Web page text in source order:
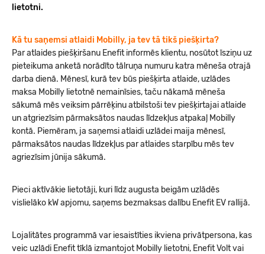
lietotni.
Kā tu saņemsi atlaidi Mobilly, ja tev tā tikš piešķirta?
Par atlaides piešķiršanu Enefit informēs klientu, nosūtot īsziņu uz
pieteikuma anketā norādīto tālruņa numuru katra mēneša otrajā
darba dienā. Mēnesī, kurā tev būs piešķirta atlaide, uzlādes
maksa Mobilly lietotnē nemainīsies, taču nākamā mēneša
sākumā mēs veiksim pārrēķinu atbilstoši tev piešķirtajai atlaide
un atgriezīsim pārmaksātos naudas līdzekļus atpakaļ Mobilly
kontā. Piemēram, ja saņemsi atlaidi uzlādei maija mēnesī,
pārmaksātos naudas līdzekļus par atlaides starpību mēs tev
agriezīsim jūnija sākumā.
Pieci aktīvākie lietotāji, kuri līdz augusta beigām uzlādēs
vislielāko kW apjomu, saņems bezmaksas dalību Enefit EV rallijā.
Lojalitātes programmā var iesaistīties ikviena privātpersona, kas
veic uzlādi Enefit tīklā izmantojot Mobilly lietotni, Enefit Volt vai